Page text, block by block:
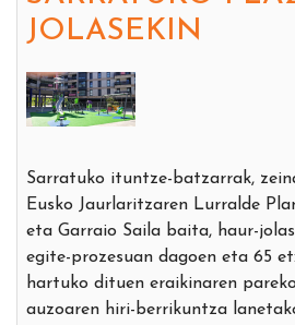
JOLASEKIN
Sarratuko ituntze-batzarrak,
Eusko Jaurlaritzaren Lurralde
eta Garraio Saila baita, haur-
egite-prozesuan dagoen eta 65
hartuko dituen eraikinaren
auzoaren hiri-berrikuntza